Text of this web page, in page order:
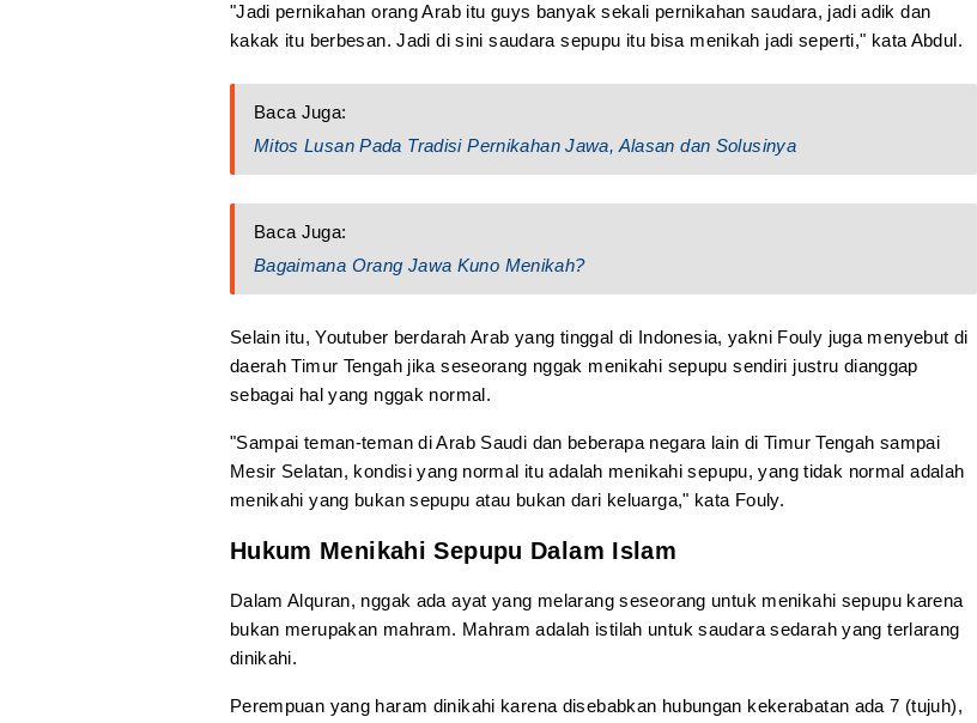
"Jadi pernikahan orang Arab itu guys banyak sekali pernikahan saudara, jadi adik dan
kakak itu berbesan. Jadi di sini saudara sepupu itu bisa menikah jadi seperti," kata Abdul.
Baca Juga:
Mitos Lusan Pada Tradisi Pernikahan Jawa, Alasan dan Solusinya
Baca Juga:
Bagaimana Orang Jawa Kuno Menikah?
Selain itu, Youtuber berdarah Arab yang tinggal di Indonesia, yakni Fouly juga menyebut di
daerah Timur Tengah jika seseorang nggak menikahi sepupu sendiri justru dianggap
sebagai hal yang nggak normal.
"Sampai teman-teman di Arab Saudi dan beberapa negara lain di Timur Tengah sampai
Mesir Selatan, kondisi yang normal itu adalah menikahi sepupu, yang tidak normal adalah
menikahi yang bukan sepupu atau bukan dari keluarga," kata Fouly.
Hukum Menikahi Sepupu Dalam Islam
Dalam Alquran, nggak ada ayat yang melarang seseorang untuk menikahi sepupu karena
bukan merupakan mahram. Mahram adalah istilah untuk saudara sedarah yang terlarang
dinikahi.
Perempuan yang haram dinikahi karena disebabkan hubungan kekerabatan ada 7 (tujuh),